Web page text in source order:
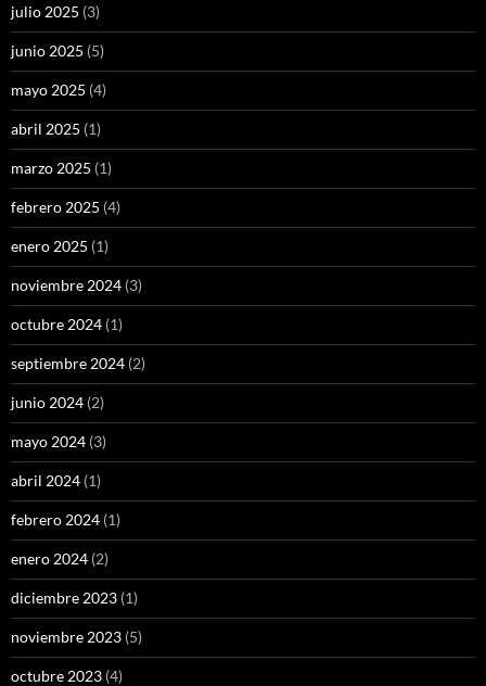
julio 2025 (3)
junio 2025 (5)
mayo 2025 (4)
abril 2025 (1)
marzo 2025 (1)
febrero 2025 (4)
enero 2025 (1)
noviembre 2024 (3)
octubre 2024 (1)
septiembre 2024 (2)
junio 2024 (2)
mayo 2024 (3)
abril 2024 (1)
febrero 2024 (1)
enero 2024 (2)
diciembre 2023 (1)
noviembre 2023 (5)
octubre 2023 (4)